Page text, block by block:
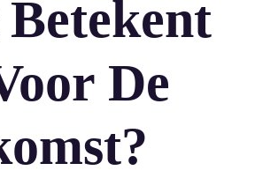
De